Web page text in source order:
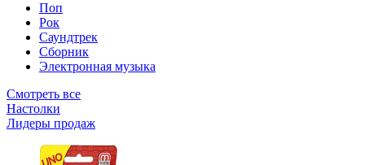
Поп
Рок
Саундтрек
Сборник
Электронная музыка
Смотреть все
Настолки
Лидеры продаж